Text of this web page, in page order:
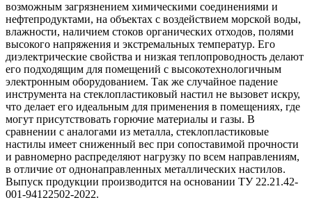
возможным загрязнением химическими соединениями и
нефтепродуктами, на объектах с воздействием морской воды,
влажности, наличием стоков органических отходов, полями
высокого напряжения и экстремальных температур. Его
диэлектрические свойства и низкая теплопроводность делают
его подходящим для помещений с высокотехнологичным
электронным оборудованием. Так же случайное падение
инструмента на стеклопластиковый настил не вызовет искру,
что делает его идеальным для применения в помещениях, где
могут присутствовать горючие материалы и газы. В
сравнении с аналогами из металла, стеклопластиковые
настилы имеет сниженный вес при сопоставимой прочности
и равномерно распределяют нагрузку по всем направлениям,
в отличие от однонаправленных металлических настилов.
Выпуск продукции производится на основании ТУ 22.21.42-
001-94122502-2022.